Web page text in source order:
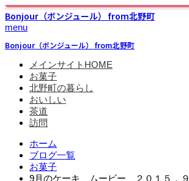
Bonjour（ボンジュール） from北野町
menu
Bonjour（ボンジュール） from北野町
メインサイトHOME
お菓子
北野町の暮らし
おいしい
茶道
訪問
ホーム
ブログ一覧
お菓子
9月のケーキ ムービー ２０１５．９